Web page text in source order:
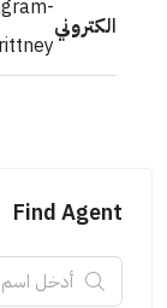
الكتروني
Find Agent